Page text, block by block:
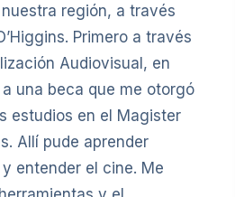
región, a través
Primero a través
Audiovisual, en
una beca que me otorgó
estudios en el Magister
Allí pude aprender
entender el cine. Me